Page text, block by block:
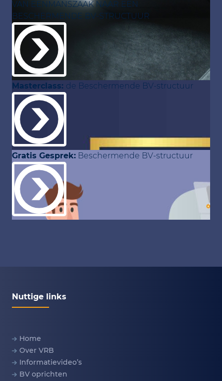
VAN EENMANSZAAK NAAR EEN
BESCHERMENDE BV-STRUCTUUR
Masterclass: de Beschermende BV-structuur
Gratis Gesprek: Beschermende BV-structuur
Nuttige links
Home
Over VRB
Informatievideo’s
BV oprichten